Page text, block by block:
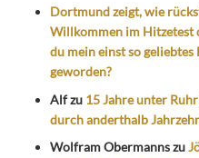
Dortmund zeigt, wie
Willkommen im Hitzetest
du mein einst so
geworden?
Alfzu 15 Jahre unter
durch anderthalb
Wolfram Obermannszu